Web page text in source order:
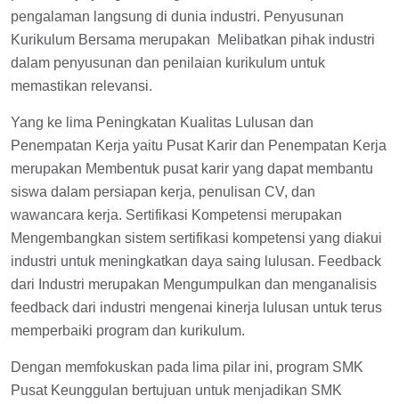
pengalaman langsung di dunia industri. Penyusunan
Kurikulum Bersama merupakan Melibatkan pihak industri
dalam penyusunan dan penilaian kurikulum untuk
memastikan relevansi.
Yang ke lima Peningkatan Kualitas Lulusan dan
Penempatan Kerja yaitu Pusat Karir dan Penempatan Kerja
merupakan Membentuk pusat karir yang dapat membantu
siswa dalam persiapan kerja, penulisan CV, dan
wawancara kerja. Sertifikasi Kompetensi merupakan
Mengembangkan sistem sertifikasi kompetensi yang diakui
industri untuk meningkatkan daya saing lulusan. Feedback
dari Industri merupakan Mengumpulkan dan menganalisis
feedback dari industri mengenai kinerja lulusan untuk terus
memperbaiki program dan kurikulum.
Dengan memfokuskan pada lima pilar ini, program SMK
Pusat Keunggulan bertujuan untuk menjadikan SMK